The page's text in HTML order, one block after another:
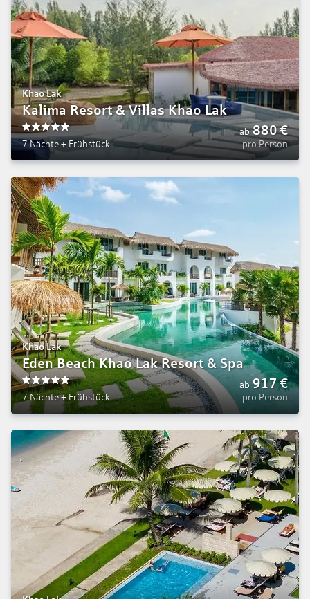
Khao Lak
Kalima Resort & Villas Khao Lak
5
7 Nächte + Frühstück
ab 880€
pro Person
Khao Lak
Eden Beach Khao Lak Resort & Spa
5
7 Nächte+ Frühstück
ab 917€
pro Person